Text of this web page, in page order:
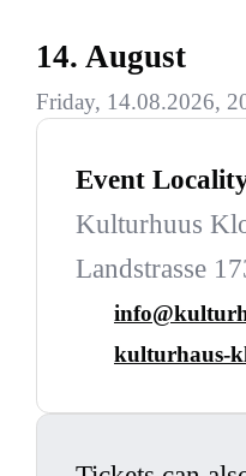
14. August
Friday, 14.08.2026,
Event
Kulturhuus
Landstrasse
kulturhaus-